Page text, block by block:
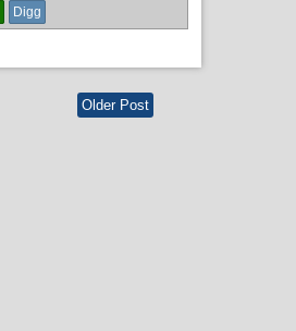
Digg
Older Post